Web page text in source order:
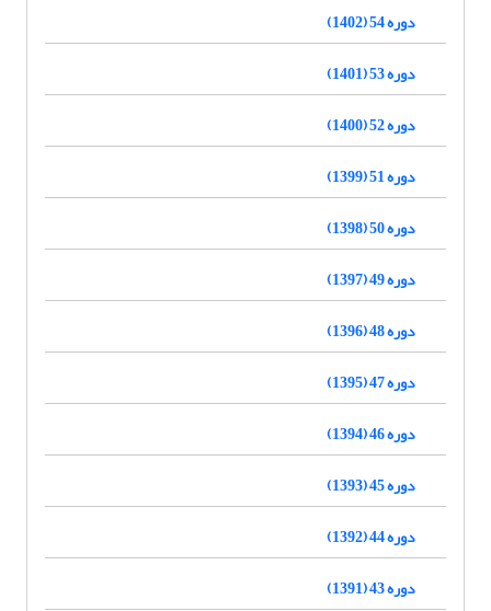
دوره 54 (1402)
دوره 53 (1401)
دوره 52 (1400)
دوره 51 (1399)
دوره 50 (1398)
دوره 49 (1397)
دوره 48 (1396)
دوره 47 (1395)
دوره 46 (1394)
دوره 45 (1393)
دوره 44 (1392)
دوره 43 (1391)